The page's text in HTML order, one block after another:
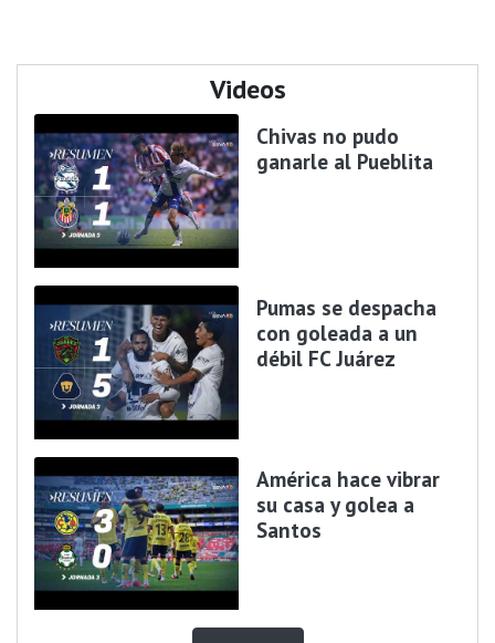
Videos
Chivas no pudo
ganarle al Pueblita
Pumas se despacha
con goleada a un
débil FC Juárez
América hace vibrar
su casa y golea a
Santos